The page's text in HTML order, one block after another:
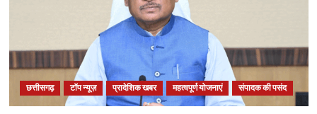
छत्तीसगढ़ टॉप न्यूज़ प्रादेशिक खबर महत्वपूर्ण योजनाएं संपादक की पसंद